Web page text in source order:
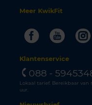
Meer KwikFit
Facebook
Klantenservice
088 -
Lokaal tarief. Bereikbaar van
uur.